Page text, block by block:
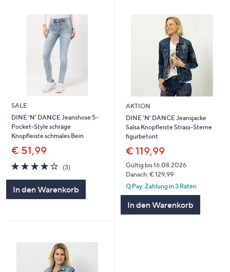
SALE
DINE 'N' DANCE Jeanshose 5-
Pocket-Style schräge
Knopfleiste schmales Bein
€ 51,99
3.7
von
(3)3
In den Warenkorb
AKTION
DINE 'N' DANCE Jeansjacke
Salsa Knopfleiste Strass-Sterne
figurbetont
€ 119,99
Gültig bis 16.08.2026
Danach: € 129,99
Q Pay: Zahlung in 3 Raten
In den Warenkorb